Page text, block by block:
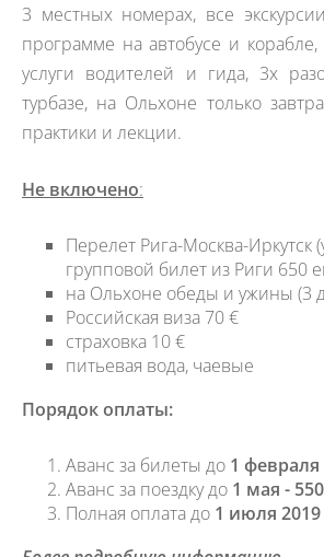
3 местных номерах, все
программе на автобусе и
услуги водителей и гида, 3х
турбазе, на Ольхоне только
практики и лекции.
Не включено:
Перелет Рига-Москва-Иркутск(
групповой билет из Риги 650
на Ольхоне обеды и ужины (3
Российская виза 70 €
страховка 10 €
питьевая вода, чаевые
Порядок оплаты:
Аванс за билеты до 1 февраля
Аванс за поездку до 1 мая -
Полная оплатадо 1 июля 2019